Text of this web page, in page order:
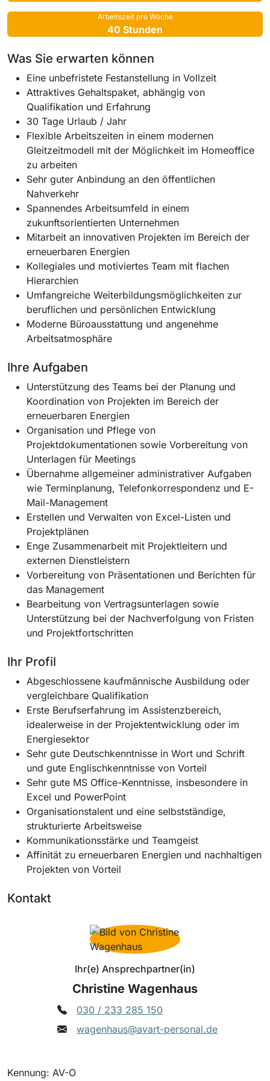
Arbeitszeit pro Woche
40 Stunden
Was Sie erwarten können
Eine unbefristete Festanstellung in Vollzeit
Attraktives Gehaltspaket, abhängig von
Qualifikation und Erfahrung
30 Tage Urlaub / Jahr
Flexible Arbeitszeiten in einem modernen
Gleitzeitmodell mit der Möglichkeit im Homeoffice
zu arbeiten
Sehr guter Anbindung an den öffentlichen
Nahverkehr
Spannendes Arbeitsumfeld in einem
zukunftsorientierten Unternehmen
Mitarbeit an innovativen Projekten im Bereich der
erneuerbaren Energien
Kollegiales und motiviertes Team mit flachen
Hierarchien
Umfangreiche Weiterbildungsmöglichkeiten zur
beruflichen und persönlichen Entwicklung
Moderne Büroausstattung und angenehme
Arbeitsatmosphäre
Ihre Aufgaben
Unterstützung des Teams bei der Planung und
Koordination von Projekten im Bereich der
erneuerbaren Energien
Organisation und Pflege von
Projektdokumentationen sowie Vorbereitung von
Unterlagen für Meetings
Übernahme allgemeiner administrativer Aufgaben
wie Terminplanung, Telefonkorrespondenz und E-
Mail-Management
Erstellen und Verwalten von Excel-Listen und
Projektplänen
Enge Zusammenarbeit mit Projektleitern und
externen Dienstleistern
Vorbereitung von Präsentationen und Berichten für
das Management
Bearbeitung von Vertragsunterlagen sowie
Unterstützung bei der Nachverfolgung von Fristen
und Projektfortschritten
Ihr Profil
Abgeschlossene kaufmännische Ausbildung oder
vergleichbare Qualifikation
Erste Berufserfahrung im Assistenzbereich,
idealerweise in der Projektentwicklung oder im
Energiesektor
Sehr gute Deutschkenntnisse in Wort und Schrift
und gute Englischkenntnisse von Vorteil
Sehr gute MS Office-Kenntnisse, insbesondere in
Excel und PowerPoint
Organisationstalent und eine selbstständige,
strukturierte Arbeitsweise
Kommunikationsstärke und Teamgeist
Affinität zu erneuerbaren Energien und nachhaltigen
Projekten von Vorteil
Kontakt
Ihr(e) Ansprechpartner(in)
Christine Wagenhaus
030 / 233 285 150
wagenhaus@avart-personal.de
Kennung: AV-O